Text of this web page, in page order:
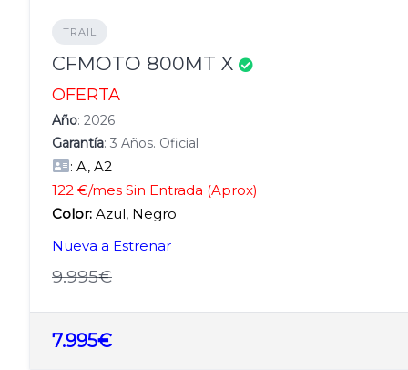
TRAIL
CFMOTO 800MT X
OFERTA
Año: 2026
Garantía: 3 Años. Oficial
: A, A2
122 €/mes Sin Entrada (Aprox)
Color: Azul, Negro
Nueva a Estrenar
9.995€
7.995€